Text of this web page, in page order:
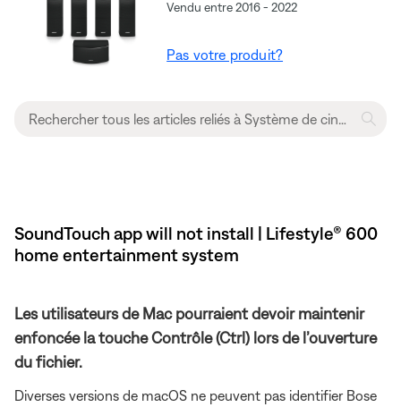
Vendu entre 2016 - 2022
Pas votre produit?
SoundTouch app will not install | Lifestyle® 600
home entertainment system
Les utilisateurs de Mac pourraient devoir maintenir
enfoncée la touche Contrôle (Ctrl) lors de l’ouverture
du fichier.
Diverses versions de macOS ne peuvent pas identifier Bose